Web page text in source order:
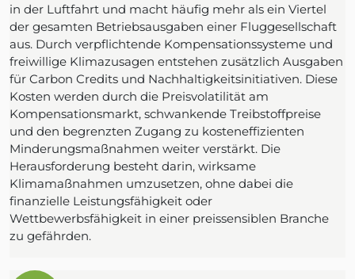
in der Luftfahrt und macht häufig mehr als ein Viertel
der gesamten Betriebsausgaben einer Fluggesellschaft
aus. Durch verpflichtende Kompensationssysteme und
freiwillige Klimazusagen entstehen zusätzlich Ausgaben
für Carbon Credits und Nachhaltigkeitsinitiativen. Diese
Kosten werden durch die Preisvolatilität am
Kompensationsmarkt, schwankende Treibstoffpreise
und den begrenzten Zugang zu kosteneffizienten
Minderungsmaßnahmen weiter verstärkt. Die
Herausforderung besteht darin, wirksame
Klimamaßnahmen umzusetzen, ohne dabei die
finanzielle Leistungsfähigkeit oder
Wettbewerbsfähigkeit in einer preissensiblen Branche
zu gefährden.